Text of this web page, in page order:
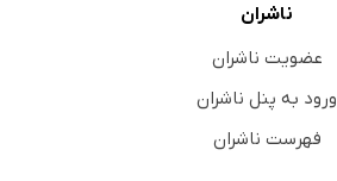
ناشران
عضویت ناشران
ورود به پنل ناشران
فهرست ناشران